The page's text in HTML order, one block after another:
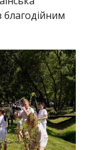
благодійним